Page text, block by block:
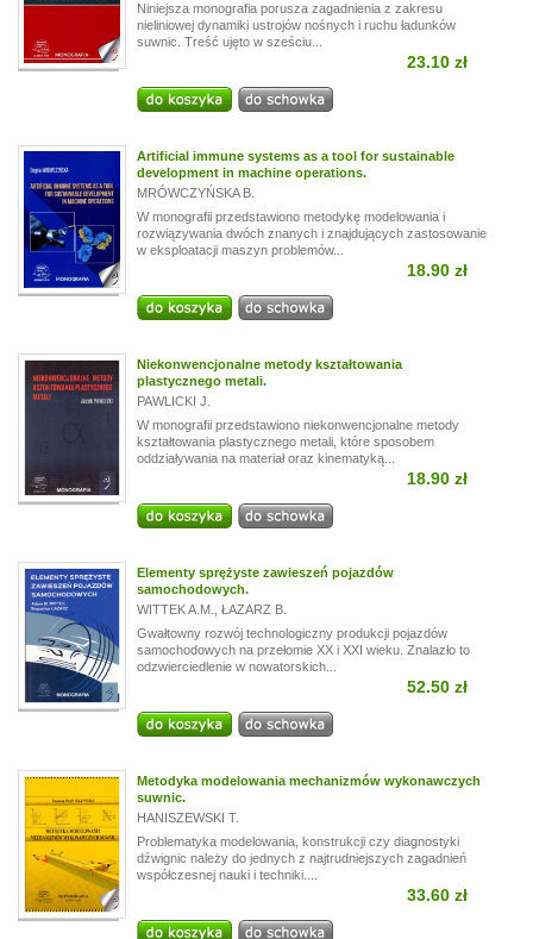
Niniejsza monografia porusza zagadnienia z zakresu
nieliniowej dynamiki ustrojów nośnych i ruchu ładunków
suwnic. Treść ujęto w sześciu...
23.10 zł
Artificial immune systems as a tool for sustainable
development in machine operations.
MRÓWCZYŃSKA B.
W monografii przedstawiono metodykę modelowania i
rozwiązywania dwóch znanych i znajdujących zastosowanie
w eksploatacji maszyn problemów...
18.90 zł
Niekonwencjonalne metody kształtowania
plastycznego metali.
PAWLICKI J.
W monografii przedstawiono niekonwencjonalne metody
kształtowania plastycznego metali, które sposobem
oddziaływania na materiał oraz kinematyką...
18.90 zł
Elementy sprężyste zawieszeń pojazdów
samochodowych.
WITTEK A.M.
ŁAZARZ B.
Gwałtowny rozwój technologiczny produkcji pojazdów
samochodowych na przełomie XX i XXI wieku. Znalazło to
odzwierciedlenie w nowatorskich...
52.50 zł
Metodyka modelowania mechanizmów wykonawczych
suwnic.
HANISZEWSKI T.
Problematyka modelowania, konstrukcji czy diagnostyki
dźwignic należy do jednych z najtrudniejszych zagadnień
współczesnej nauki i techniki....
33.60 zł